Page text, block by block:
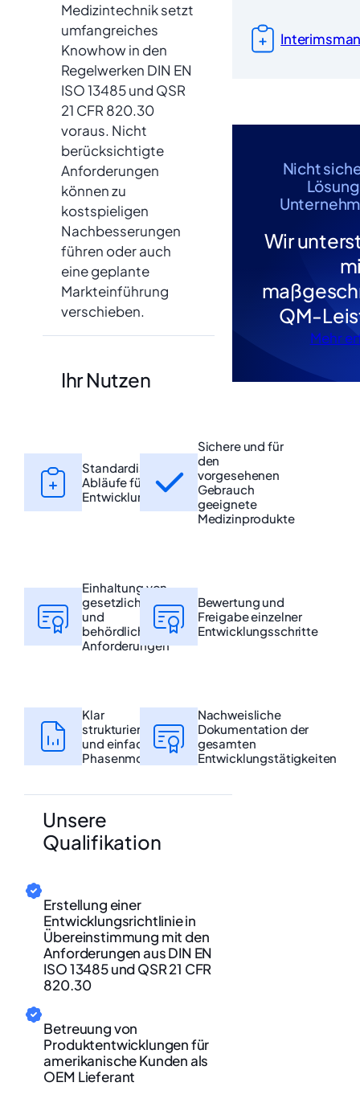
Medizintechnik setzt
umfangreiches
Knowhow in den
Regelwerken DIN EN
ISO 13485 und QSR
21 CFR 820.30
voraus. Nicht
berücksichtigte
Anforderungen
können zu
kostspieligen
Nachbesserungen
führen oder auch
eine geplante
Markteinführung
verschieben.
Ihr Nutzen
Standardisierte
Abläufe für die
Entwicklung
Sichere und für
den
vorgesehenen
Gebrauch
geeignete
Medizinprodukte
Einhaltung von
gesetzlichen
und
behördlichen
Anforderungen
Bewertung und
Freigabe einzelner
Entwicklungsschritte
Klar
strukturiertes
und einfaches
Phasenmodell
Nachweisliche
Dokumentation der
gesamten
Entwicklungstätigkeiten
Unsere
Qualifikation
Erstellung einer
Entwicklungsrichtlinie in
Übereinstimmung mit den
Anforderungen aus DIN EN
ISO 13485 und QSR 21 CFR
820.30
Betreuung von
Produktentwicklungen für
amerikanische Kunden als
OEM Lieferant
Nicht
Wir
QM-
Mehr